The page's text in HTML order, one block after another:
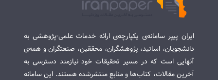
ایران پیپر سامانه‌ی یکپارچه‌ی ارائه خدمات علمی-پژوهشی به
دانشجویان، اساتید، پژوهشگران، محققین، صنعتگران و همه‌ی
آنهایی است که در مسیر تحقیقات خود نیازمند دسترسی به
آخرین مقالات، کتاب‌ها و منابع منتشرشده هستند. این سامانه